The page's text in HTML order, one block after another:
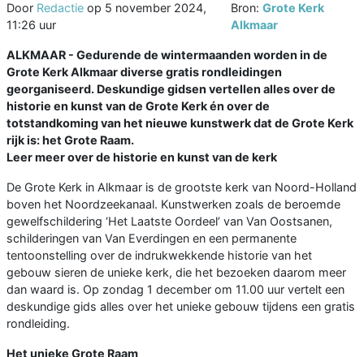
Door Redactie op 5 november 2024,
11:26 uur
Bron: Grote Kerk
Alkmaar
ALKMAAR - Gedurende de wintermaanden worden in de
Grote Kerk Alkmaar diverse gratis rondleidingen
georganiseerd. Deskundige gidsen vertellen alles over de
historie en kunst van de Grote Kerk én over de
totstandkoming van het nieuwe kunstwerk dat de Grote Kerk
rijk is: het Grote Raam.
Leer meer over de historie en kunst van de kerk
De Grote Kerk in Alkmaar is de grootste kerk van Noord-Holland
boven het Noordzeekanaal. Kunstwerken zoals de beroemde
gewelfschildering ‘Het Laatste Oordeel’ van Van Oostsanen,
schilderingen van Van Everdingen en een permanente
tentoonstelling over de indrukwekkende historie van het
gebouw sieren de unieke kerk, die het bezoeken daarom meer
dan waard is. Op zondag 1 december om 11.00 uur vertelt een
deskundige gids alles over het unieke gebouw tijdens een gratis
rondleiding.
Het unieke Grote Raam